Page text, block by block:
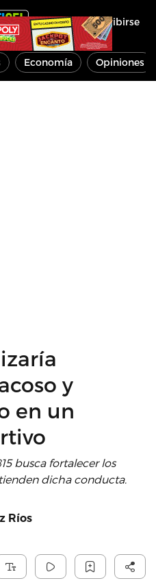
Inscribirse
Economía Opiniones
y
en un
busca fortalecer los
dicha conducta.
Ríos